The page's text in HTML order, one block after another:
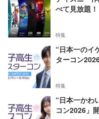
べて見放題！
特集
“日本一のイ
ターコン
特集
“日本一かわ
コン2026」